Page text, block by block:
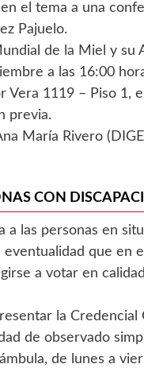
el tema a una
Pajuelo.
de la Miel y su
a las 16:00
1119 – Piso 1,
previa.
María Rivero
CON
las personas en
que en
a votar en
la Credencial
de observado
de lunes a